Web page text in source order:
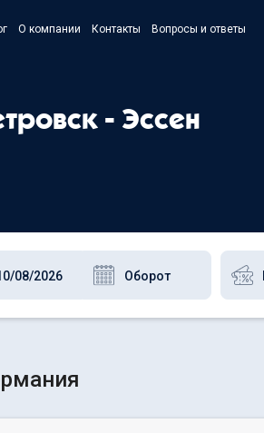
О компании Контакты Вопросы и ответы
- Эссен